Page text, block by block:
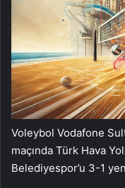
Voleybol Vodafone
maçında Türk Hava
Belediyespor’u 3-1